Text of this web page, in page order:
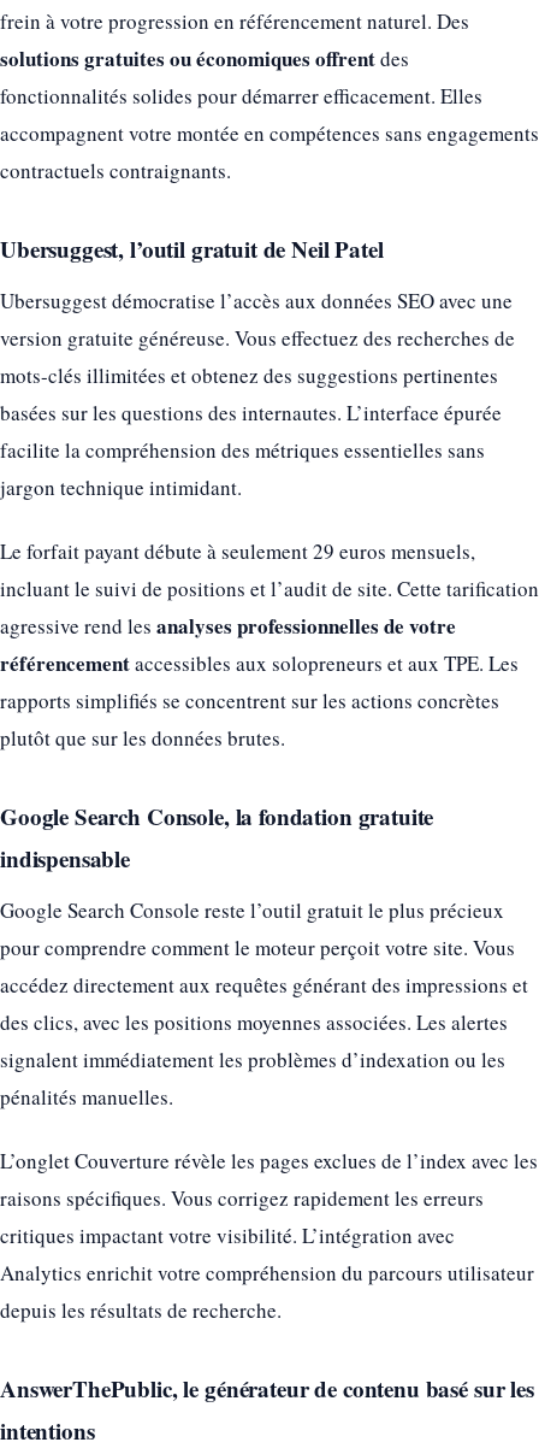
frein à votre progression en référencement naturel. Des
solutions gratuites ou économiques offrentdes
fonctionnalités solides pour démarrer efficacement. Elles
accompagnent votre montée en compétences sans engagements
contractuels contraignants.
Ubersuggest, l’outil gratuit de Neil Patel
Ubersuggest démocratise l’accès aux données SEO avec une
version gratuite généreuse. Vous effectuez des recherches de
mots-clés illimitées et obtenez des suggestions pertinentes
basées sur les questions des internautes. L’interface épurée
facilite la compréhension des métriques essentielles sans
jargon technique intimidant.
Le forfait payant débute à seulement 29 euros mensuels,
incluant le suivi de positions et l’audit de site. Cette tarification
agressive rend les analyses professionnelles de votre
référencementaccessibles aux solopreneurs et aux TPE. Les
rapports simplifiés se concentrent sur les actions concrètes
plutôt que sur les données brutes.
Google Search Console, la fondation gratuite
indispensable
Google Search Console reste l’outil gratuit le plus précieux
pour comprendre comment le moteur perçoit votre site. Vous
accédez directement aux requêtes générant des impressions et
des clics, avec les positions moyennes associées. Les alertes
signalent immédiatement les problèmes d’indexation ou les
pénalités manuelles.
L’onglet Couverture révèle les pages exclues de l’index avec les
raisons spécifiques. Vous corrigez rapidement les erreurs
critiques impactant votre visibilité. L’intégration avec
Analytics enrichit votre compréhension du parcours utilisateur
depuis les résultats de recherche.
AnswerThePublic, le générateur de contenu basé sur les
intentions